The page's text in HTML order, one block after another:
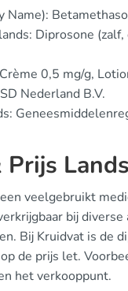
Name):
Diprosone
0,5 mg/g,
Nederland B.V.
veelgebruikt
bij
Bij Kruidvat is de
de prijs let.
het verkooppunt.